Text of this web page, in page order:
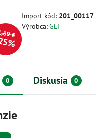
€
Import kód: 201_00117
Výrobca:GLT
0 Diskusia 0